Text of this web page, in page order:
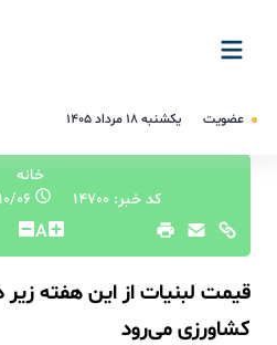
عضویت یکشنبه ۱۸ مرداد ۱۴۰۵
خانه
کد خبر: 14700
۱۴۰۴/۱۰/۰۶ ۱۰:۵۵:۲۳
A
قیمت لبنیات از این هفته زیر
کشاورزی می‌رود